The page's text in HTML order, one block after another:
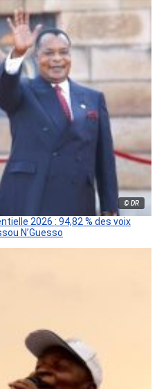
© DR
2026 : 94,82 % des voix
N’Guesso